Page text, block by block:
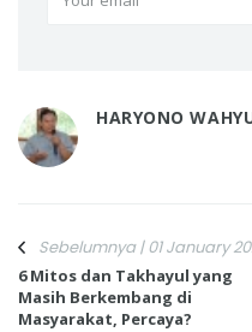
HARYONO
Sebelumnya | 01 January
6 Mitos dan Takhayul yang
Masih Berkembang di
Masyarakat, Percaya?